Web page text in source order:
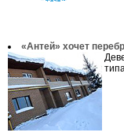
«Антей» хочет